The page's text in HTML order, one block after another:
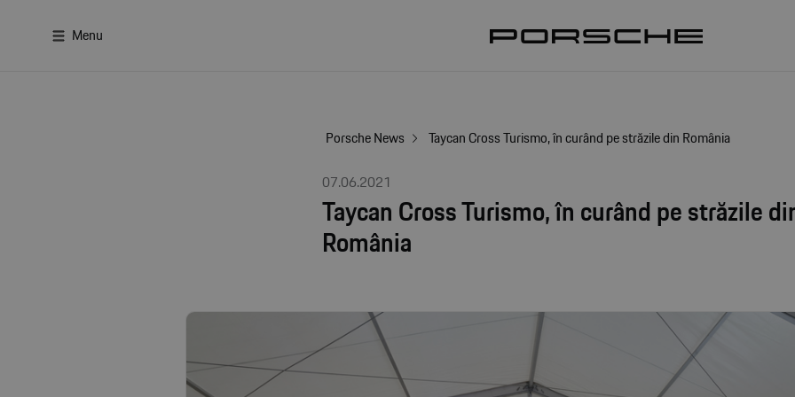
Menu
Porsche News
Taycan Cross Turismo, în curând pe străzile din România
07.06.2021
Taycan Cross Turismo, în curând pe străzile
România